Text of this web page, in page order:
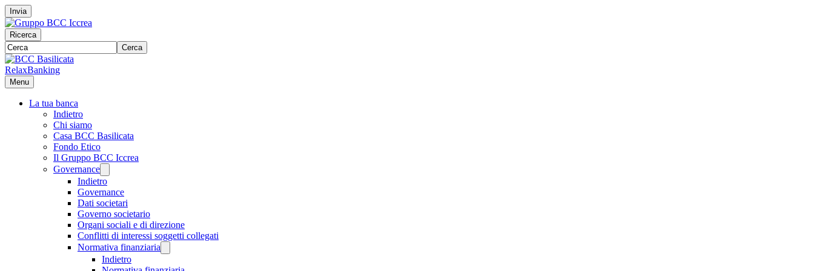
Invia
Ricerca
Cerca
RelaxBanking
Menu
La tua banca
Indietro
Chi siamo
Casa BCC Basilicata
Fondo Etico
Il Gruppo BCC Iccrea
Governance
Indietro
Governance
Dati societari
Governo societario
Organi sociali e di direzione
Conflitti di interessi soggetti collegati
Normativa finanziaria
Indietro